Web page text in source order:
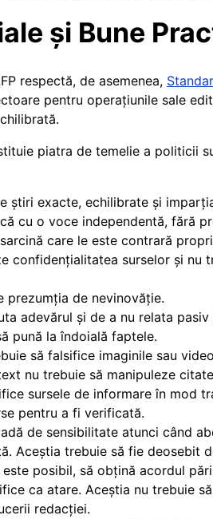
și Bune
respectă, de asemenea,
pentru operațiunile sale
piatra de temelie a politicii
știri exacte, echilibrate și
cu o voce independentă, fără
care le este contrară
confidențialitatea surselor și nu
prezumția de nevinovăție.
adevărul și de a nu relata
pună la îndoială faptele.
să falsifice imaginile sau
nu trebuie să manipuleze
sursele de informare în mod
pentru a fi verificată.
de sensibilitate atunci când
Aceștia trebuie să fie deosebit
posibil, să obțină acordul
ca atare. Aceștia nu trebuie
redacției.